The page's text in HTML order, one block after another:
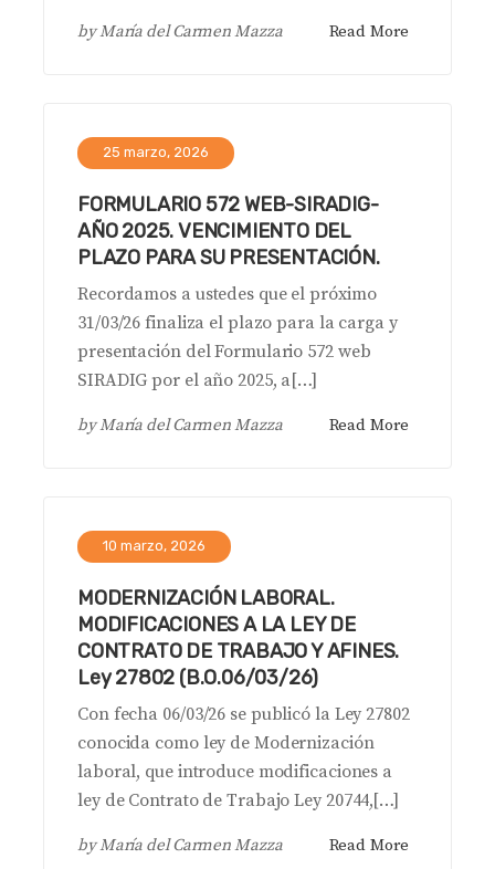
byMaría del Carmen Mazza Read More
25 marzo, 2026
FORMULARIO 572 WEB-SIRADIG-
AÑO 2025. VENCIMIENTO DEL
PLAZO PARA SU PRESENTACIÓN.
Recordamos a ustedes que el próximo
31/03/26 finaliza el plazo para la carga y
presentación del Formulario 572 web
SIRADIG por el año 2025, a[…]
byMaría del Carmen Mazza Read More
10 marzo, 2026
MODERNIZACIÓN LABORAL.
MODIFICACIONES A LA LEY DE
CONTRATO DE TRABAJO Y AFINES.
Ley 27802 (B.O.06/03/26)
Con fecha 06/03/26 se publicó la Ley 27802
conocida como ley de Modernización
laboral, que introduce modificaciones a
ley de Contrato de Trabajo Ley 20744,[…]
byMaría del Carmen Mazza Read More